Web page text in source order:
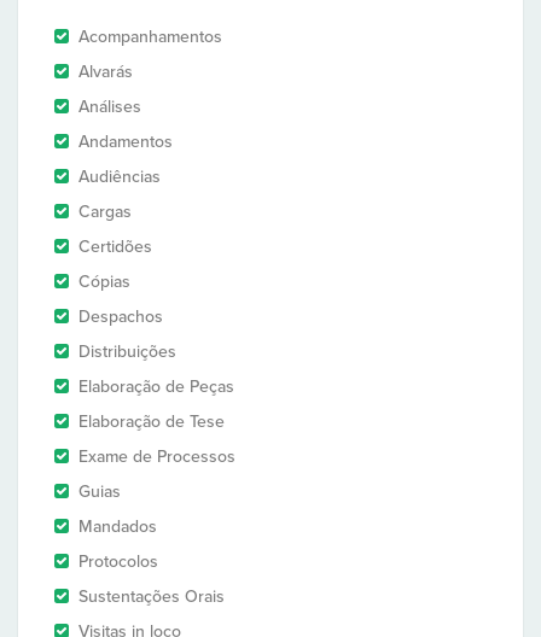
Acompanhamentos
Alvarás
Análises
Andamentos
Audiências
Cargas
Certidões
Cópias
Despachos
Distribuições
Elaboração de Peças
Elaboração de Tese
Exame de Processos
Guias
Mandados
Protocolos
Sustentações Orais
Visitas in loco